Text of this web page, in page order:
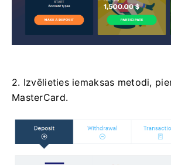
2. Izvēlieties iemaksas metodi,
MasterCard.